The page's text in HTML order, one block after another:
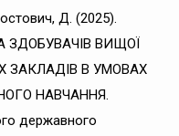
Д. (2025).
ЗДОБУВАЧІВ ВИЩОЇ
ЗАКЛАДІВ В УМОВАХ
НАВЧАННЯ.
державного